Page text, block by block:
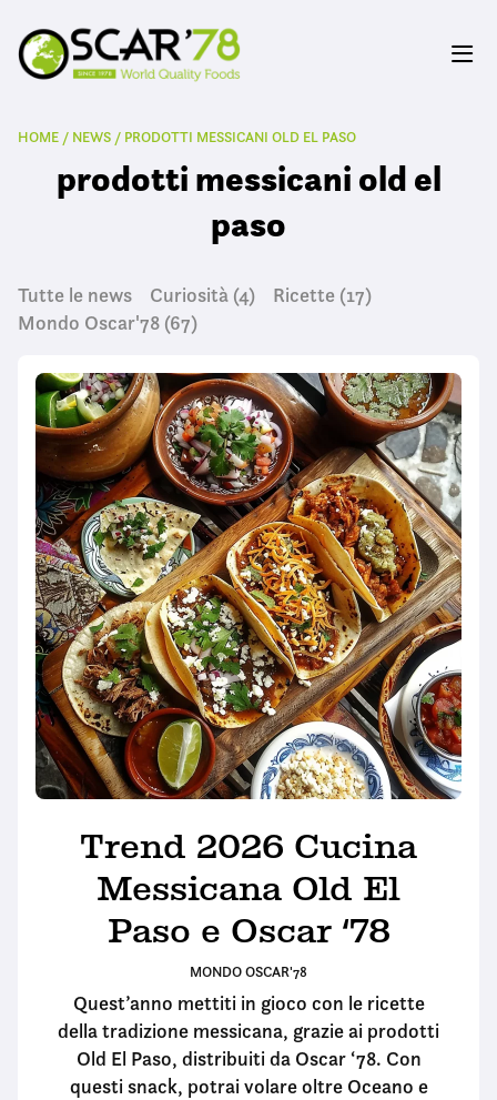
HOME / NEWS / PRODOTTI MESSICANI OLD EL PASO
prodotti messicani old el
paso
Tutte le news Curiosità (4) Ricette (17)
Mondo Oscar'78 (67)
Trend 2026 Cucina
Messicana Old El
Paso e Oscar ‘78
MONDO OSCAR'78
Quest’anno mettiti in gioco con le ricette
della tradizione messicana, grazie ai prodotti
Old El Paso, distribuiti da Oscar ‘78. Con
questi snack, potrai volare oltre Oceano e